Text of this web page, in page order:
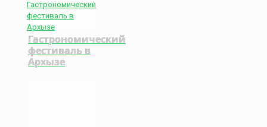
Гастрономический
фестиваль в
Архызе